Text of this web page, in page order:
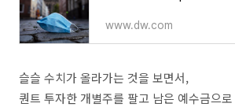
www.dw.com
슬슬 수치가 올라가는 것을 보면서,
퀀트 투자한 개별주를 팔고 남은 예수금으로